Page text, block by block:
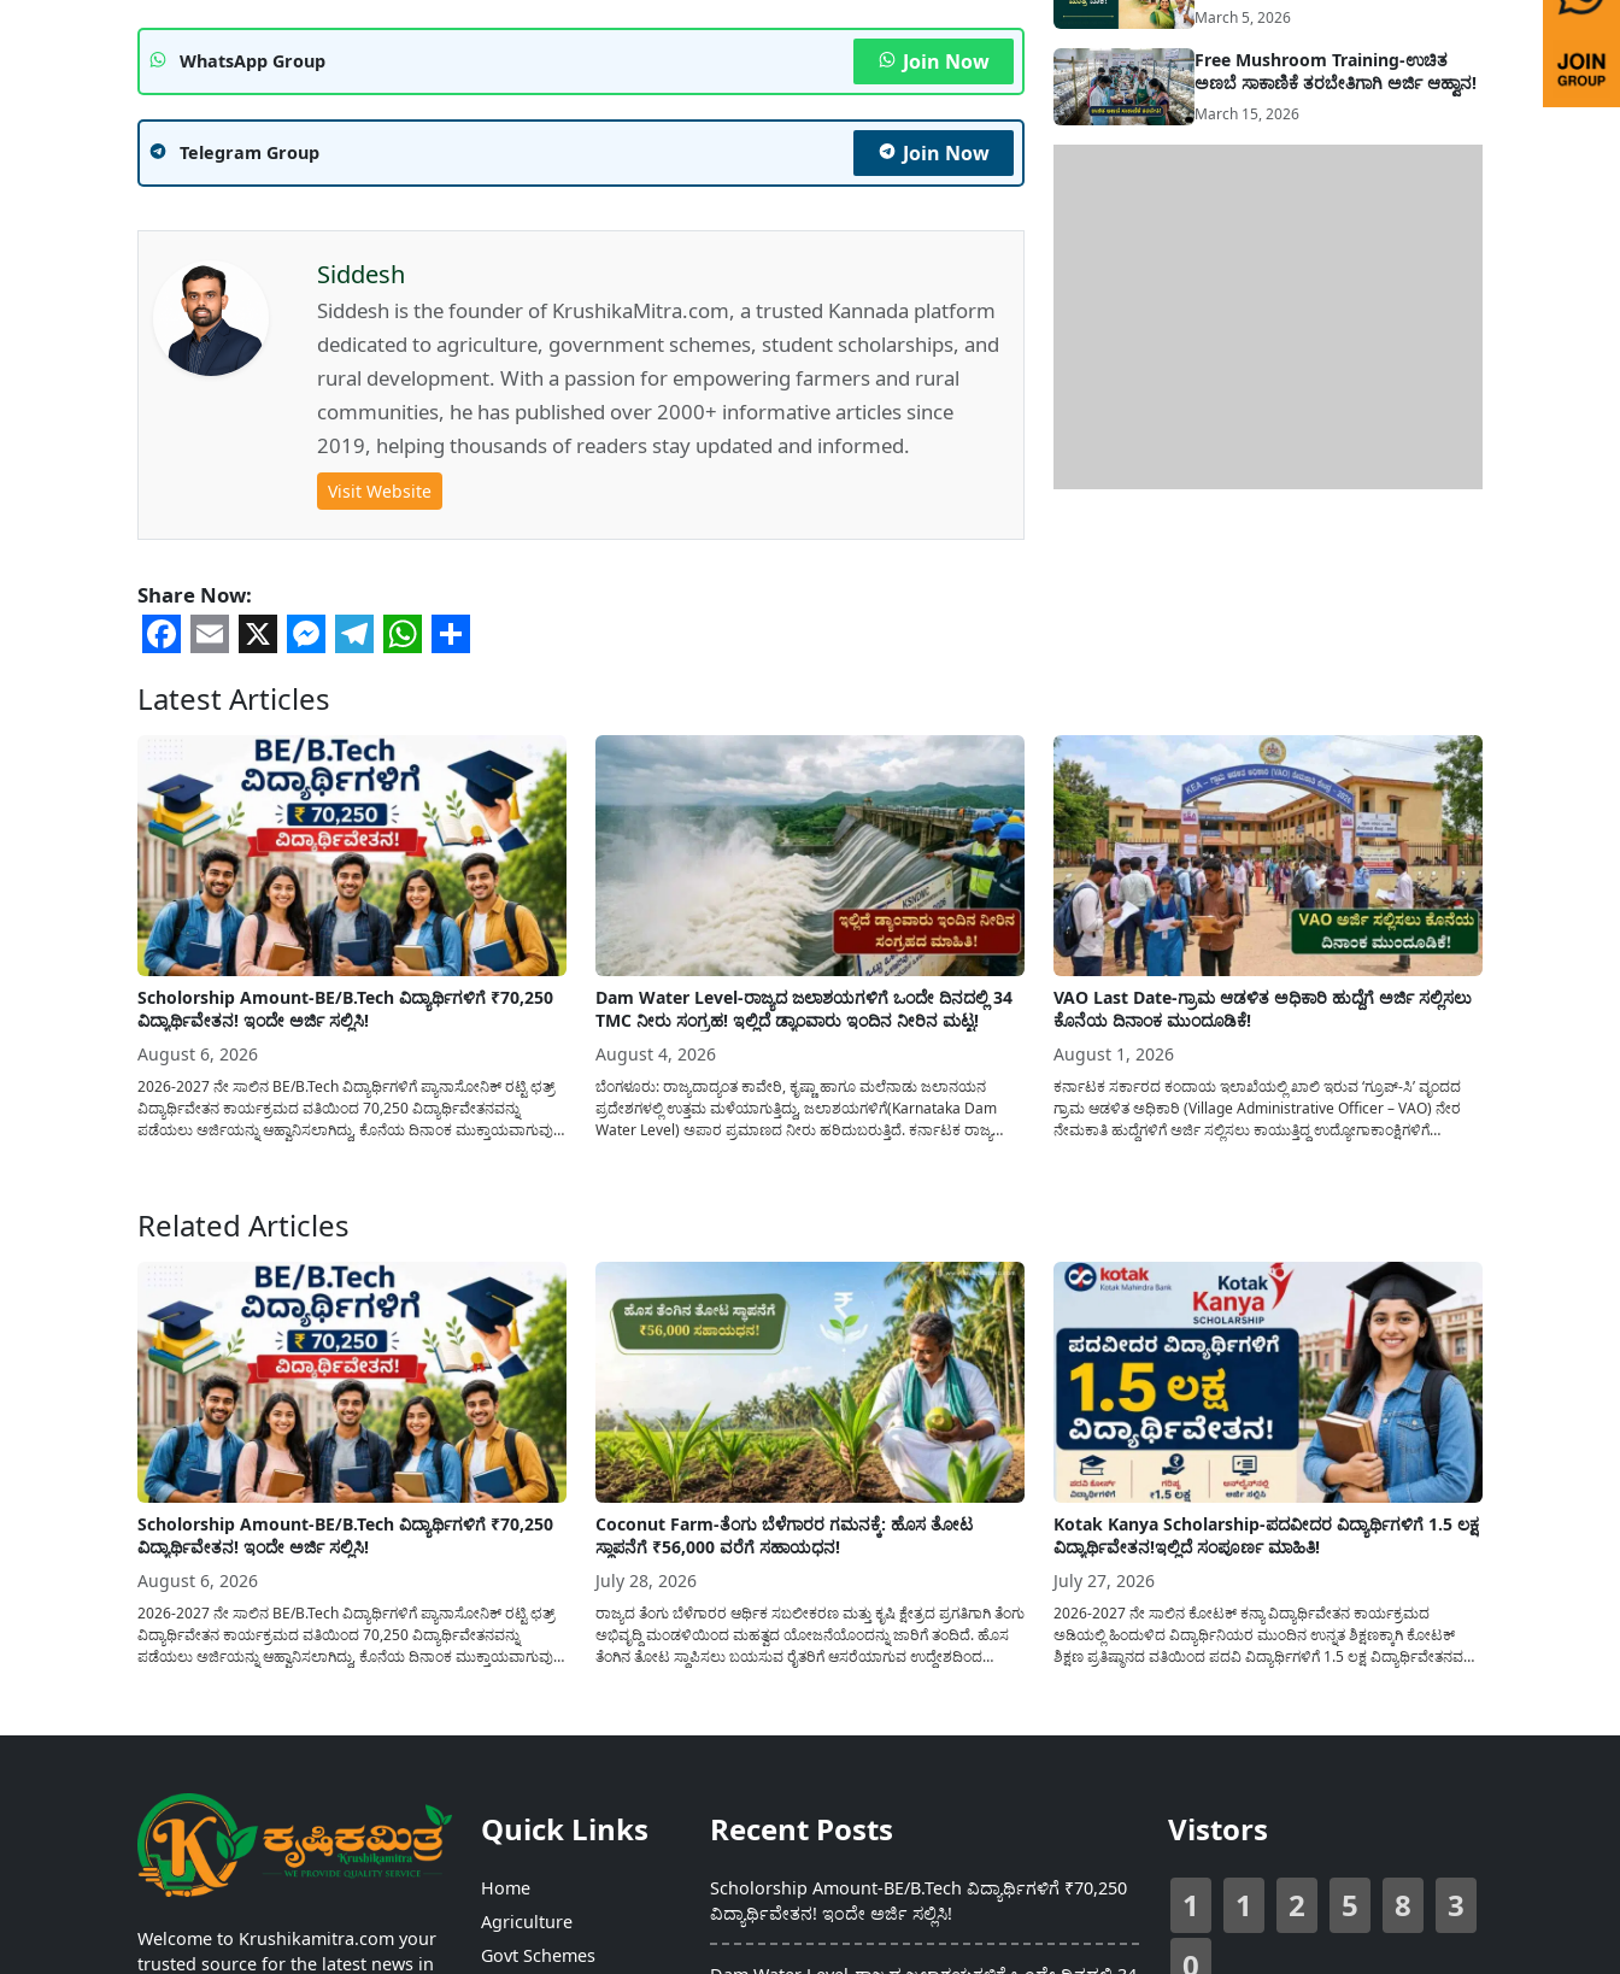
WhatsApp Group Join Now
Telegram Group Join Now
Siddesh
Siddesh is the founder of KrushikaMitra.com, a trusted Kannada platform
dedicated to agriculture, government schemes, student scholarships, and
rural development. With a passion for empowering farmers and rural
communities, he has published over 2000+ informative articles since
2019, helping thousands of readers stay updated and informed.
Visit Website
Share Now:
Facebook
Email
X Messenger
Telegram
WhatsApp
Share
March 5, 2026
Free Mushroom Training-ಉಚಿತ
ಅಣಬೆ ಸಾಕಾಣಿಕೆ ತರಬೇತಿಗಾಗಿ ಅರ್ಜಿ ಆಹ್ವಾನ!
March 15, 2026
Latest Articles
Scholorship Amount-BE/B.Tech ವಿದ್ಯಾರ್ಥಿಗಳಿಗೆ ₹70,250
ವಿದ್ಯಾರ್ಥಿವೇತನ! ಇಂದೇ ಅರ್ಜಿ ಸಲ್ಲಿಸಿ!
August 6, 2026
2026-2027 ನೇ ಸಾಲಿನ BE/B.Tech ವಿದ್ಯಾರ್ಥಿಗಳಿಗೆ ಪ್ಯಾನಾಸೋನಿಕ್ ರಟ್ಟಿ ಛತ್ರ್
ವಿದ್ಯಾರ್ಥಿವೇತನ ಕಾರ್ಯಕ್ರಮದ ವತಿಯಿಂದ 70,250 ವಿದ್ಯಾರ್ಥಿವೇತನವನ್ನು
ಪಡೆಯಲು ಅರ್ಜಿಯನ್ನು ಆಹ್ವಾನಿಸಲಾಗಿದ್ದು, ಕೊನೆಯ ದಿನಾಂಕ ಮುಕ್ತಾಯವಾಗುವುದ
Dam Water Level-ರಾಜ್ಯದ ಜಲಾಶಯಗಳಿಗೆ ಒಂದೇ ದಿನದಲ್ಲಿ 34
TMC ನೀರು ಸಂಗ್ರಹ! ಇಲ್ಲಿದೆ ಡ್ಯಾಂವಾರು ಇಂದಿನ ನೀರಿನ ಮಟ್ಟ!
August 4, 2026
ಬೆಂಗಳೂರು: ರಾಜ್ಯದಾದ್ಯಂತ ಕಾವೇರಿ, ಕೃಷ್ಣಾ ಹಾಗೂ ಮಲೆನಾಡು ಜಲಾನಯನ
ಪ್ರದೇಶಗಳಲ್ಲಿ ಉತ್ತಮ ಮಳೆಯಾಗುತ್ತಿದ್ದು, ಜಲಾಶಯಗಳಿಗೆ(Karnataka Dam
Water Level) ಅಪಾರ ಪ್ರಮಾಣದ ನೀರು ಹರಿದುಬರುತ್ತಿದೆ. ಕರ್ನಾಟಕ ರಾಜ್ಯ
VAO Last Date-ಗ್ರಾಮ ಆಡಳಿತ ಅಧಿಕಾರಿ ಹುದ್ದೆಗೆ ಅರ್ಜಿ ಸಲ್ಲಿಸಲು
ಕೊನೆಯ ದಿನಾಂಕ ಮುಂದೂಡಿಕೆ!
August 1, 2026
ಕರ್ನಾಟಕ ಸರ್ಕಾರದ ಕಂದಾಯ ಇಲಾಖೆಯಲ್ಲಿ ಖಾಲಿ ಇರುವ ‘ಗ್ರೂಪ್-ಸಿ’ ವೃಂದದ
ಗ್ರಾಮ ಆಡಳಿತ ಅಧಿಕಾರಿ (Village Administrative Officer – VAO) ನೇರ
ನೇಮಕಾತಿ ಹುದ್ದೆಗಳಿಗೆ ಅರ್ಜಿ ಸಲ್ಲಿಸಲು ಕಾಯುತ್ತಿದ್ದ ಉದ್ಯೋಗಾಕಾಂಕ್ಷಿಗಳಿಗೆ
Related Articles
Scholorship Amount-BE/B.Tech ವಿದ್ಯಾರ್ಥಿಗಳಿಗೆ ₹70,250
ವಿದ್ಯಾರ್ಥಿವೇತನ! ಇಂದೇ ಅರ್ಜಿ ಸಲ್ಲಿಸಿ!
August 6, 2026
2026-2027 ನೇ ಸಾಲಿನ BE/B.Tech ವಿದ್ಯಾರ್ಥಿಗಳಿಗೆ ಪ್ಯಾನಾಸೋನಿಕ್ ರಟ್ಟಿ ಛತ್ರ್
ವಿದ್ಯಾರ್ಥಿವೇತನ ಕಾರ್ಯಕ್ರಮದ ವತಿಯಿಂದ 70,250 ವಿದ್ಯಾರ್ಥಿವೇತನವನ್ನು
ಪಡೆಯಲು ಅರ್ಜಿಯನ್ನು ಆಹ್ವಾನಿಸಲಾಗಿದ್ದು, ಕೊನೆಯ ದಿನಾಂಕ ಮುಕ್ತಾಯವಾಗುವುದ
Coconut Farm-ತೆಂಗು ಬೆಳೆಗಾರರ ಗಮನಕ್ಕೆ: ಹೊಸ ತೋಟ
ಸ್ಥಾಪನೆಗೆ ₹56,000 ವರೆಗೆ ಸಹಾಯಧನ!
July 28, 2026
ರಾಜ್ಯದ ತೆಂಗು ಬೆಳೆಗಾರರ ಆರ್ಥಿಕ ಸಬಲೀಕರಣ ಮತ್ತು ಕೃಷಿ ಕ್ಷೇತ್ರದ ಪ್ರಗತಿಗಾಗಿ ತೆಂಗು
ಅಭಿವೃದ್ದಿ ಮಂಡಳಿಯಿಂದ ಮಹತ್ವದ ಯೋಜನೆಯೊಂದನ್ನು ಜಾರಿಗೆ ತಂದಿದೆ. ಹೊಸ
ತೆಂಗಿನ ತೋಟ ಸ್ಥಾಪಿಸಲು ಬಯಸುವ ರೈತರಿಗೆ ಆಸರೆಯಾಗುವ ಉದ್ದೇಶದಿಂದ
Kotak Kanya Scholarship-ಪದವೀದರ ವಿದ್ಯಾರ್ಥಿಗಳಿಗೆ 1.5 ಲಕ್ಷ
ವಿದ್ಯಾರ್ಥಿವೇತನ!ಇಲ್ಲಿದೆ ಸಂಪೂರ್ಣ ಮಾಹಿತಿ!
July 27, 2026
2026-2027 ನೇ ಸಾಲಿನ ಕೋಟಕ್ ಕನ್ಯಾ ವಿದ್ಯಾರ್ಥಿವೇತನ ಕಾರ್ಯಕ್ರಮದ
ಅಡಿಯಲ್ಲಿ ಹಿಂದುಳಿದ ವಿದ್ಯಾರ್ಥಿನಿಯರ ಮುಂದಿನ ಉನ್ನತ ಶಿಕ್ಷಣಕ್ಕಾಗಿ ಕೋಟಕ್
ಶಿಕ್ಷಣ ಪ್ರತಿಷ್ಠಾನದ ವತಿಯಿಂದ ಪದವಿ ವಿದ್ಯಾರ್ಥಿಗಳಿಗೆ 1.5 ಲಕ್ಷ ವಿದ್ಯಾರ್ಥಿವೇತನವನ್ನು
Welcome to Krushikamitra.com your
trusted source for the latest news in
Quick Links
Home
Agriculture
Govt Schemes
Recent Posts
Scholorship Amount-BE/B.Tech ವಿದ್ಯಾರ್ಥಿಗಳಿಗೆ ₹70,250
ವಿದ್ಯಾರ್ಥಿವೇತನ! ಇಂದೇ ಅರ್ಜಿ ಸಲ್ಲಿಸಿ!
Vistors
1
1 2 5 8
3
0